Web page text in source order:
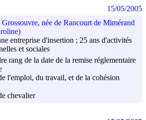
née de Rancourt de Mimérand
entreprise d'insertion ; 25 ans d'activités
et sociales
rang de la date de la remise réglementaire
l'emploi, du travail, et de la cohésion
chevalier
15/05/2005